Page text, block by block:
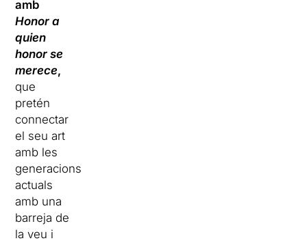
amb
Honor a
quien
honor se
merece,
que
pretén
connectar
el seu art
amb les
generacions
actuals
amb una
barreja de
la veu i